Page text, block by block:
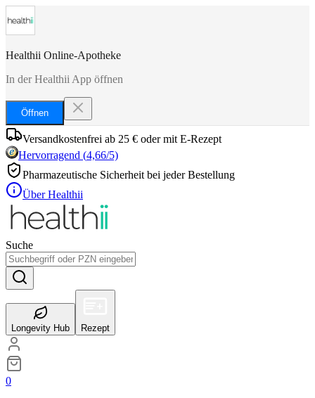
Healthii Online-Apotheke
In der Healthii App öffnen
Öffnen
Versandkostenfrei ab 25 € oder mit E-Rezept
Hervorragend (4,66/5)
Pharmazeutische Sicherheit bei jeder Bestellung
Über Healthii
Suche
Longevity Hub Rezept
0